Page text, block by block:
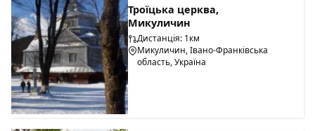
Троїцька церква,
Микуличин
Дистанція: 1км
Микуличин, Івано-Франківська
область, Україна